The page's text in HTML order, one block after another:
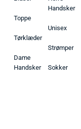
Toppe
Tørklæder
Dame
Handsker
Handsker
Unisex
Strømper
Sokker